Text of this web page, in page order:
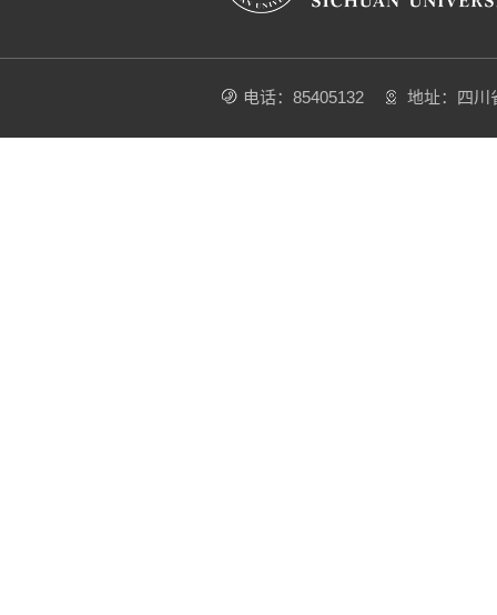
电话：85405132 地址：四川